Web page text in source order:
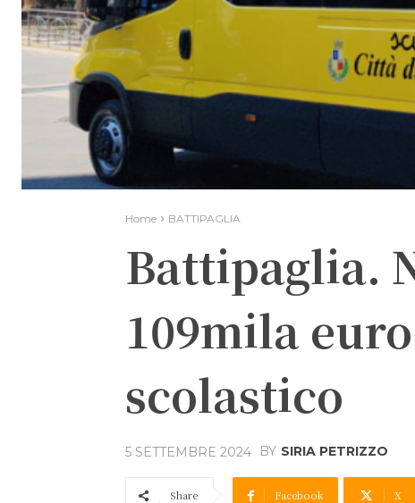
Home BATTIPAGLIA
Battipaglia.
109mila
scolastico
5 SETTEMBRE 2024 BY SIRIA PETRIZZO
Share Facebook X